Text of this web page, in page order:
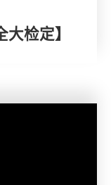
检定】